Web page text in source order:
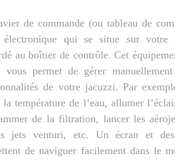
de commande (ou tableau de
électronique qui se situe sur
au boîtier de contrôle. Cet
permet de gérer
de votre jacuzzi. Par
la température de l’eau, allumer
de la filtration, lancer les
jets venturi, etc. Un écran et des
de naviguer facilement dans le